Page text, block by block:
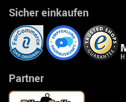
Sicher einkaufen
Partner